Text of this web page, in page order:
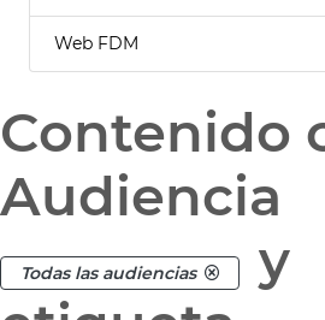
Web FDM
Contenido
Audiencia
Todas las audiencias
y